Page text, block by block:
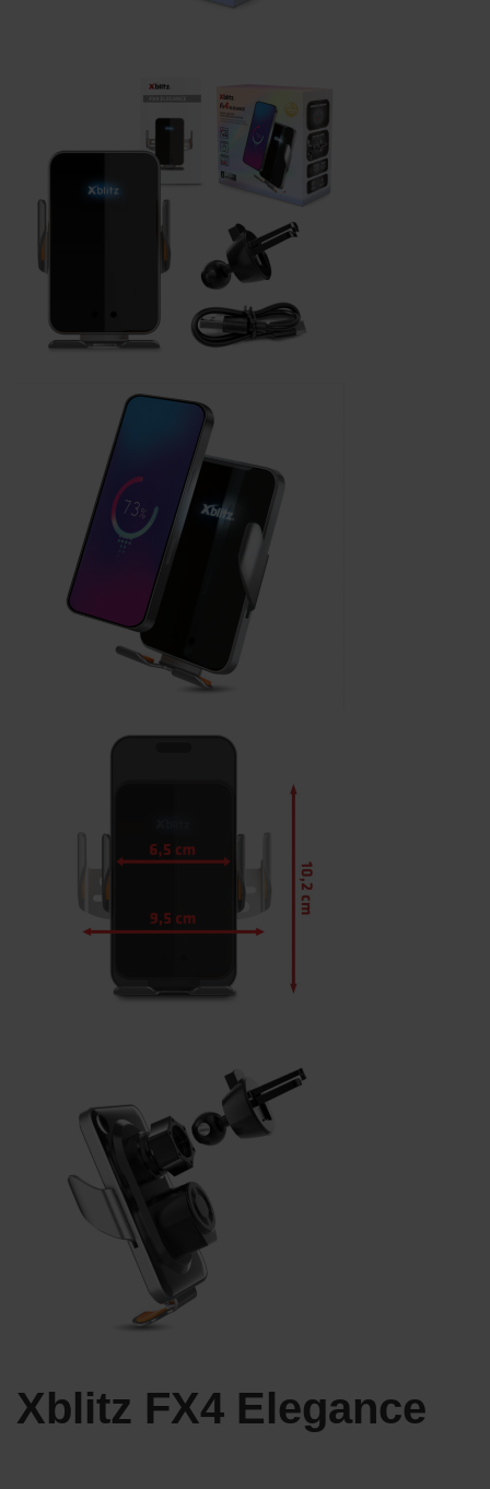
Xblitz FX4 Elegance